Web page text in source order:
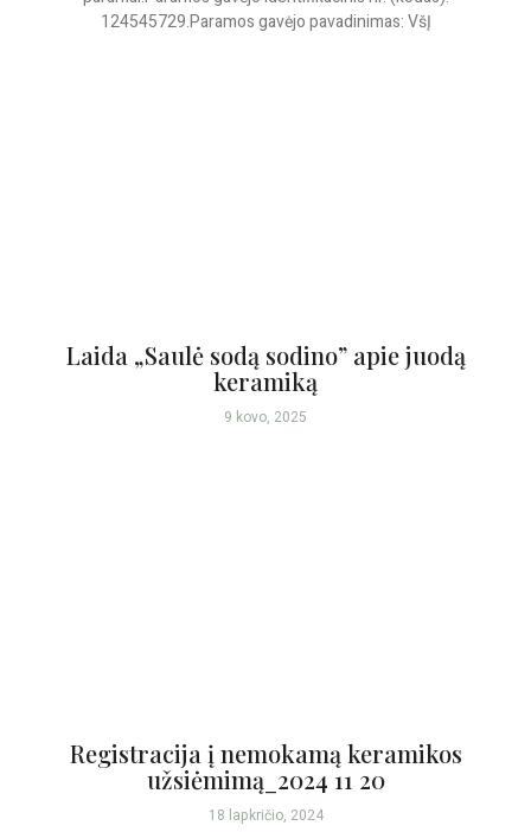
124545729.Paramos gavėjo pavadinimas: VšĮ
Laida „Saulė sodą sodino” apie juodą
keramiką
9 kovo, 2025
Registracija į nemokamą keramikos
užsiėmimą_2024 11 20
18 lapkričio, 2024